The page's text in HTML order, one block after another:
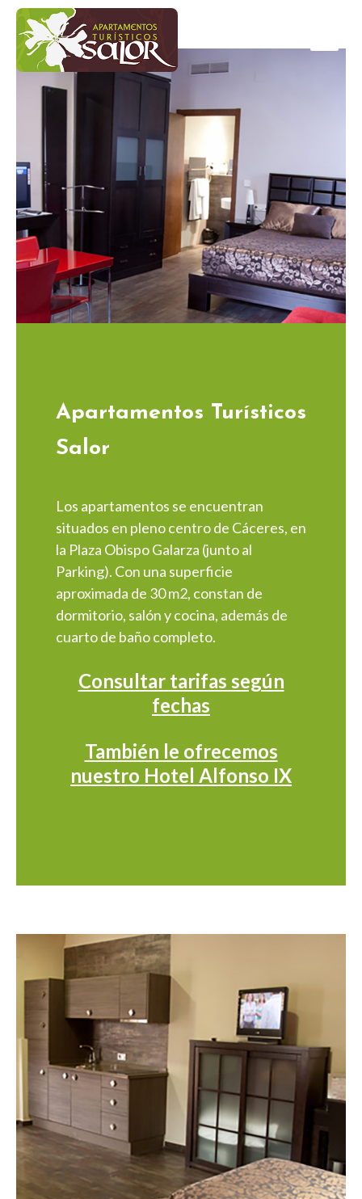
Apartamentos Turísticos
Salor
Los apartamentos se encuentran
situados en pleno centro de Cáceres, en
la Plaza Obispo Galarza (junto al
Parking). Con una superficie
aproximada de 30 m2, constan de
dormitorio, salón y cocina, además de
cuarto de baño completo.
Consultar tarifas según
fechas
También le ofrecemos
nuestro Hotel Alfonso IX